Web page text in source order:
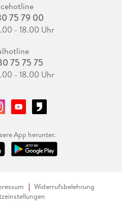
75 79 00
- 18.00 Uhr
75 75 75
- 18.00 Uhr
App herunter.
Widerrufsbelehrung